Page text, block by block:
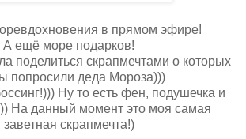
в прямом эфире!
А ещё море подарков!
поделиться скрапмечтами о которых
попросили деда Мороза)))
Ну то есть фен, подушечка и
На данный момент это моя самая
заветная скрапмечта!)